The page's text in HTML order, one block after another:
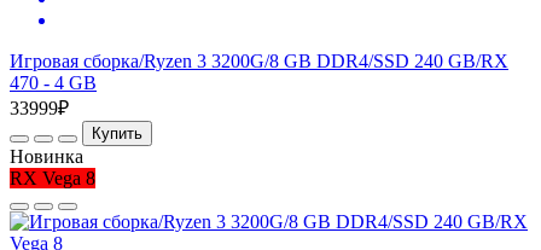
Игровая сборка/Ryzen 3 3200G/8 GB DDR4/SSD 240 GB/RX
470 - 4 GB
33999₽
Купить
Новинка
RX Vega 8